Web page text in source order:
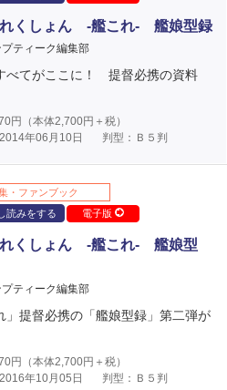
くしょん ‐艦これ‐ 艦娘型録
ティーク編集部
べてがここに！ 提督必携の資料
円（本体2,700円＋税）
年06月10日
判型：Ｂ５判
・ファンブック
読みをする
電子版
くしょん -艦これ- 艦娘型
ティーク編集部
」提督必携の「艦娘型録」第二弾が
円（本体2,700円＋税）
年10月05日
判型：Ｂ５判